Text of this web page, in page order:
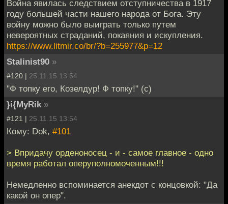
Война явилась следствием отступничества в 1917
году большей части нашего народа от Бога. Эту
войну можно было выиграть только путем
невероятных страданий, покаяния и искупления.
https://www.litmir.co/br/?b=255977&p=12
Stalinist90 »
#120 | 25.11.15 13:54
"Ф топку его, Козелдур! Ф топку!" (с)
}i{MyRik »
#121 | 25.11.15 13:54
Кому: Dok, #101
> Впридачу орденоносец - и - самое главное - одно
время работал оперуполномоченным!!!
Немедленно вспоминается анекдот с концовкой: "Да
какой он опер".